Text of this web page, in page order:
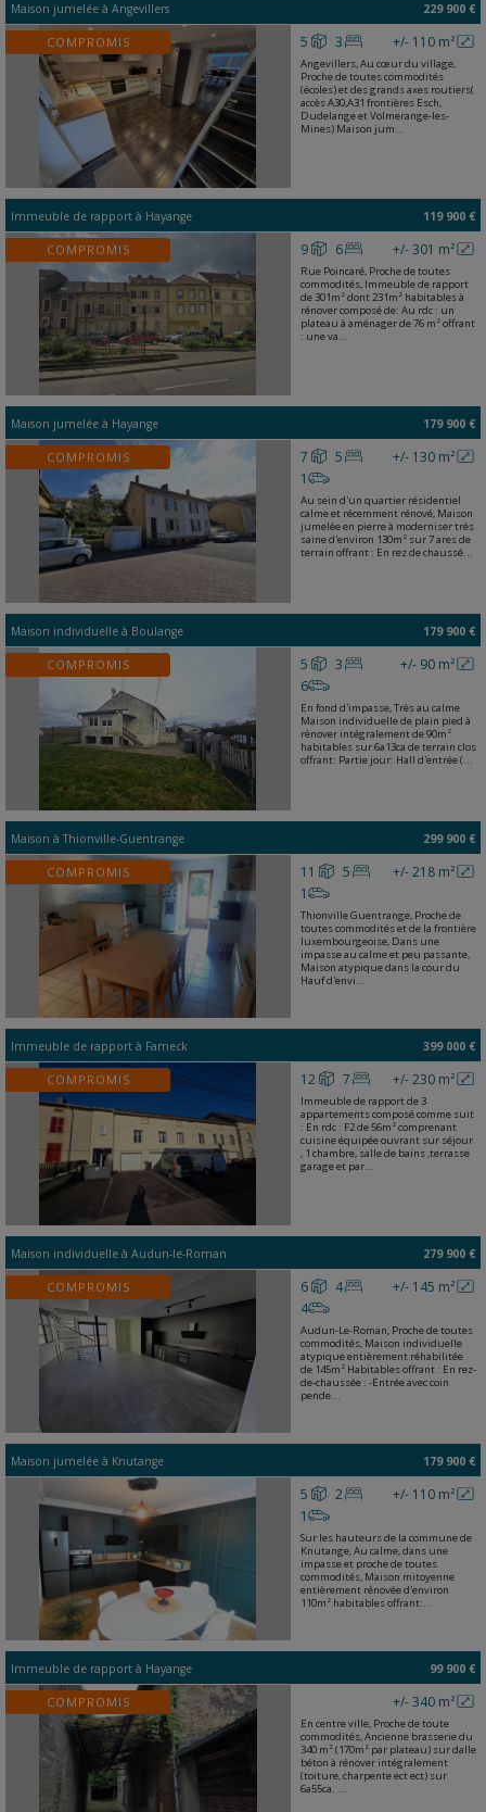
Maison jumelée à Angevillers 229 900 €
COMPROMIS +/- 110 m²
5 3
Angevillers, Au cœur du village,
Proche de toutes commodités
(écoles) et des grands axes routiers(
accès A30,A31 frontières Esch,
Dudelange et Volmerange-les-
Mines) Maison jum...
Immeuble de rapport à Hayange 119 900 €
COMPROMIS +/- 301 m²
9 6
Rue Poincaré, Proche de toutes
commodités, Immeuble de rapport
de 301m² dont 231m² habitables à
rénover composé de: Au rdc : un
plateau à aménager de 76 m² offrant
: une va...
Maison jumelée à Hayange 179 900 €
COMPROMIS +/- 130 m²
7
5
1
Au sein d'un quartier résidentiel
calme et récemment rénové, Maison
jumelée en pierre à moderniser très
saine d'environ 130m² sur 7 ares de
terrain offrant : En rez de chaussé...
Maison individuelle à Boulange 179 900 €
COMPROMIS +/- 90 m²
5
3
6
En fond d'impasse, Très au calme
Maison individuelle de plain pied à
rénover intégralement de 90m²
habitables sur 6a13ca de terrain clos
offrant: Partie jour: Hall d'entrée (...
Maison àThionville-Guentrange 299 900 €
COMPROMIS +/- 218 m²
11
5
1
Thionville Guentrange, Proche de
toutes commodités et de la frontière
luxembourgeoise, Dans une
impasse au calme et peu passante,
Maison atypique dans la cour du
Hauf d'envi...
Immeuble de rapport à Fameck 399 000 €
COMPROMIS +/- 230 m²
12 7
Immeuble de rapport de 3
appartements composé comme suit
: En rdc : F2 de 56m² comprenant
cuisine équipée ouvrant sur séjour
, 1 chambre, salle de bains ,terrasse
garage et par...
Maison individuelle à Audun-le-Roman 279 900 €
COMPROMIS +/- 145 m²
6
4
4
Audun-Le-Roman, Proche de toutes
commodités, Maison individuelle
atypique entièrement réhabilitée
de 145m² Habitables offrant : En rez-
de-chaussée : -Entrée avec coin
pende...
Maison jumelée à Knutange 179 900 €
+/- 110 m²
5
2
1
Sur les hauteurs de la commune de
Knutange, Au calme, dans une
impasse et proche de toutes
commodités, Maison mitoyenne
entièrement rénovée d'environ
110m² habitables offrant:...
Immeuble de rapport à Hayange 99 900 €
COMPROMIS +/- 340 m²
En centre ville, Proche de toute
commodités, Ancienne brasserie du
340 m² (170m² par plateau) sur dalle
béton à rénover intégralement
(toiture, charpente ect ect) sur
6a55ca. ...